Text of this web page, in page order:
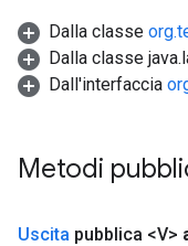
Dalla classe
Dalla classe
Dall'interfaccia
Metodi
Uscita pubblica <V>